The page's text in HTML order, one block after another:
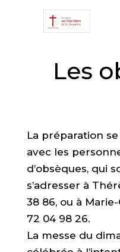
Les
La préparation
avec les
d’obsèques, qui
s’adresser à
38 86, ou à
72 04 98 26.
La messe du